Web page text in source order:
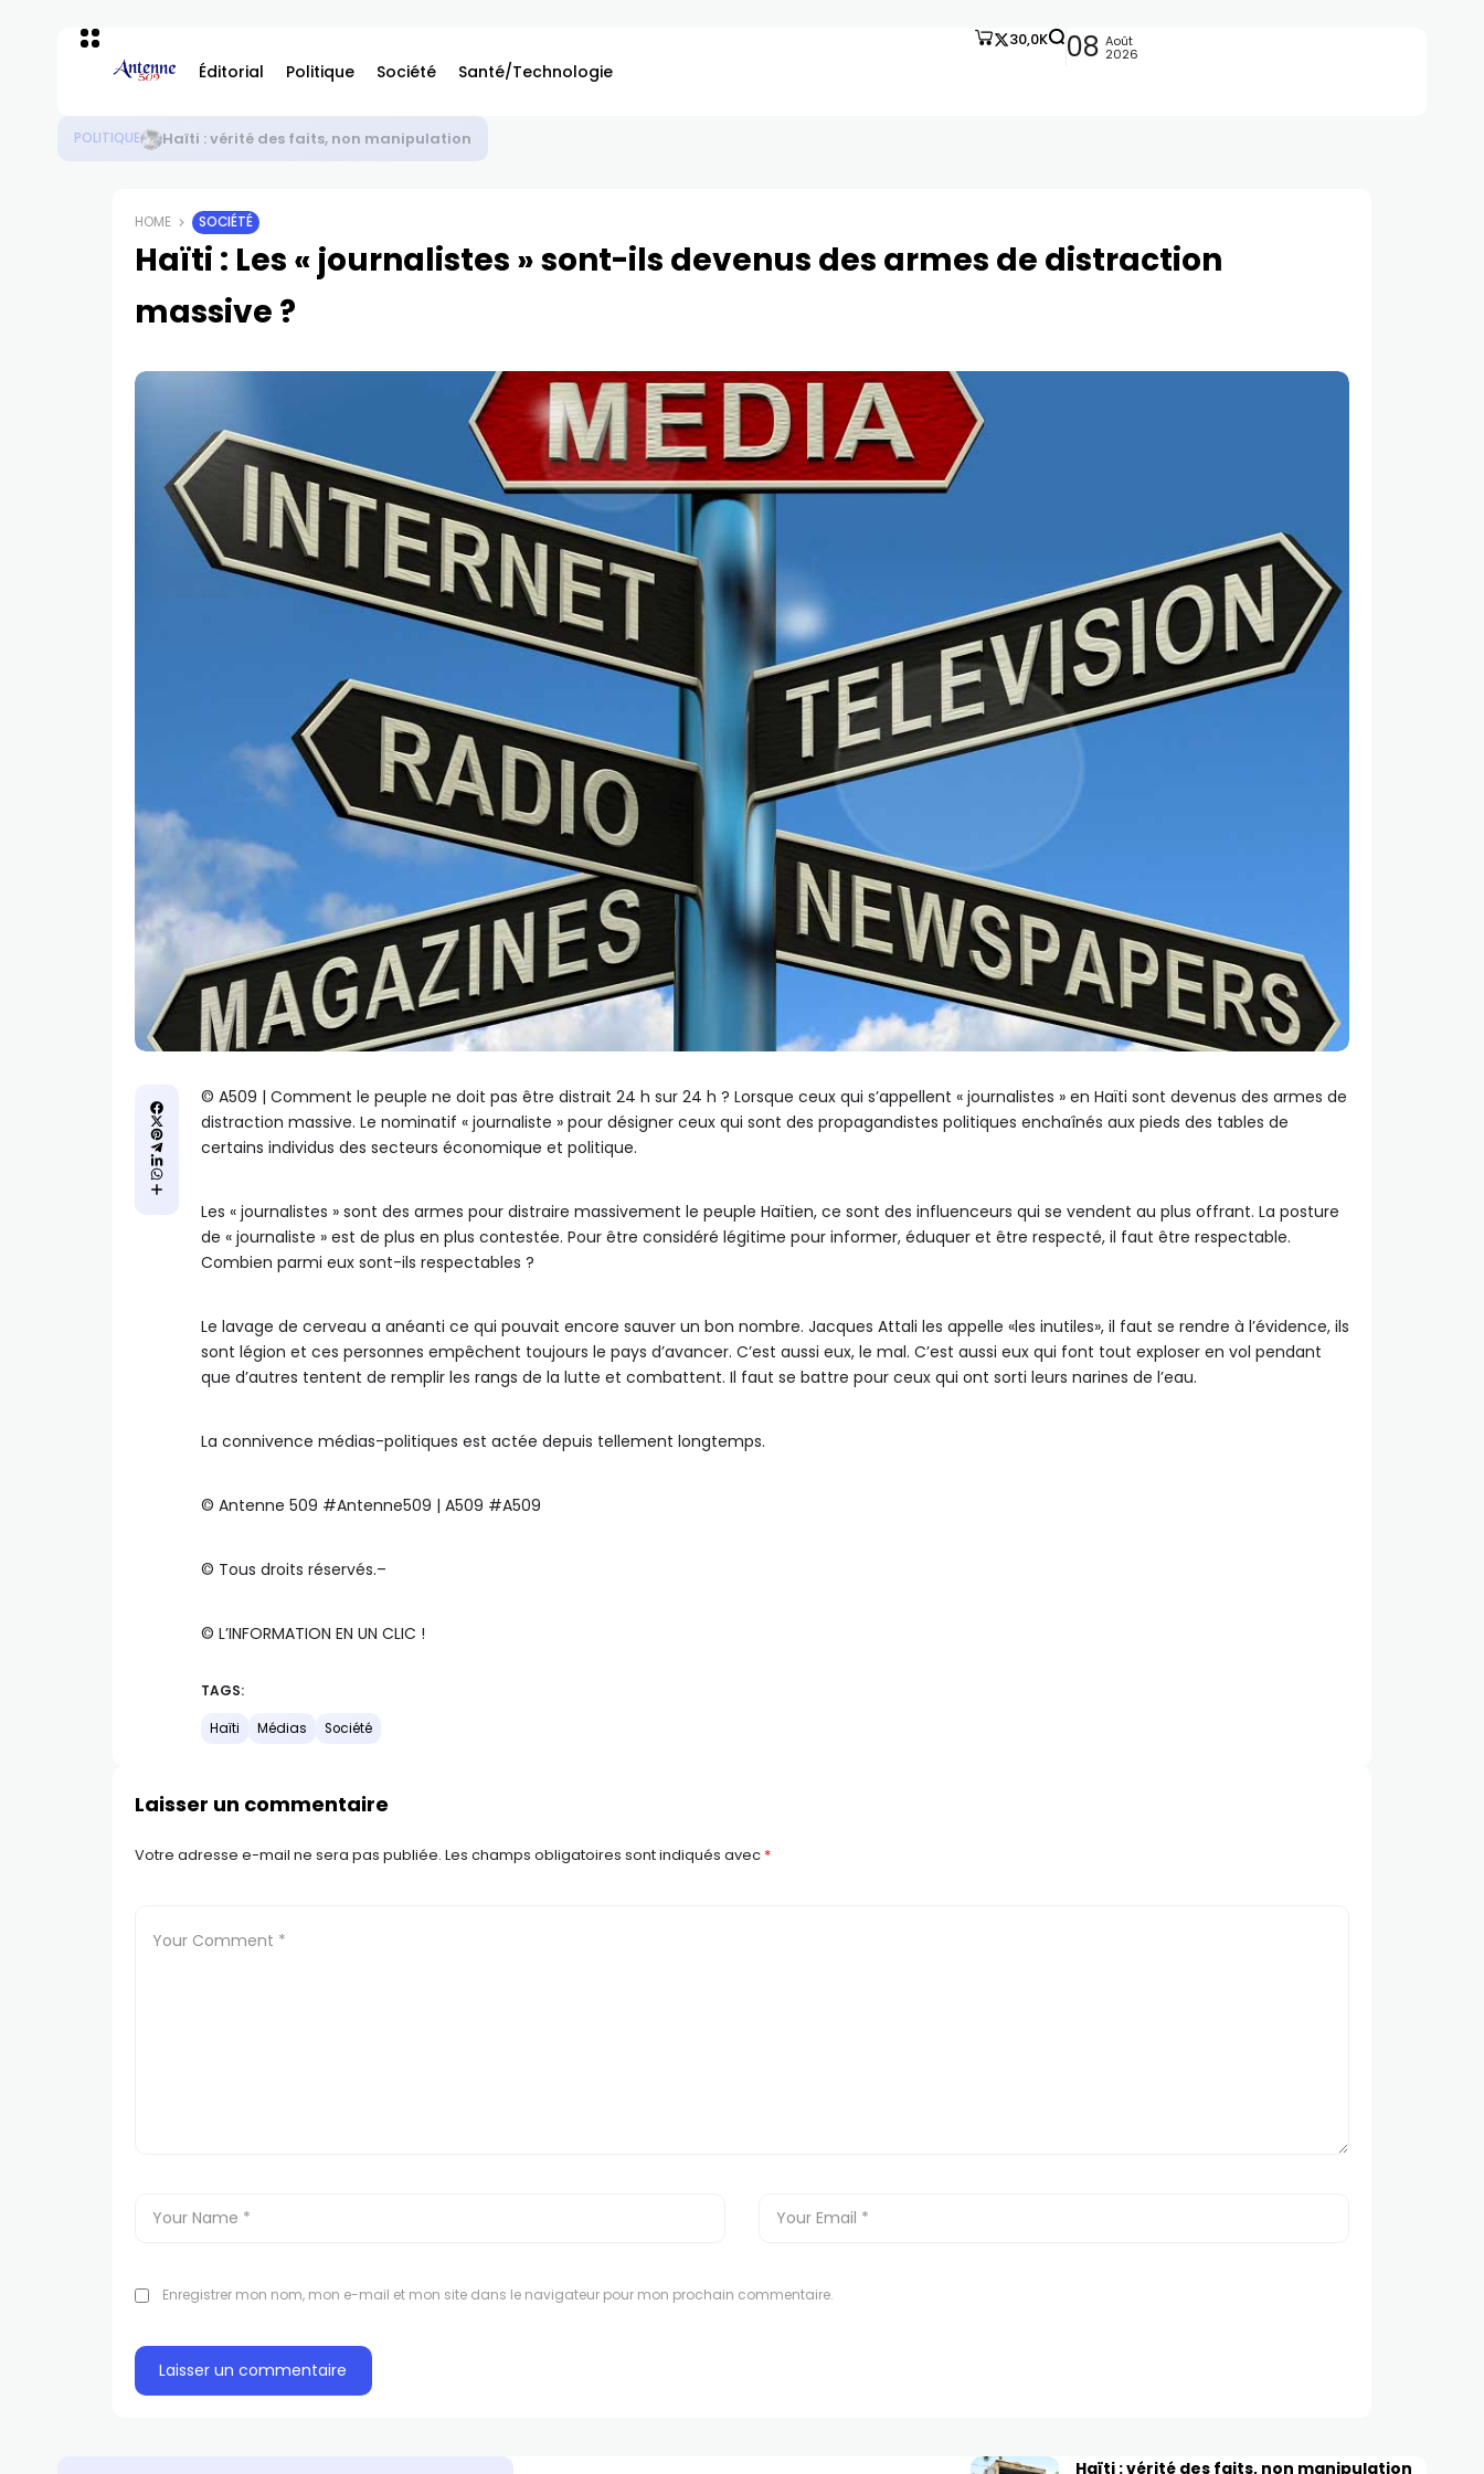
Éditorial Politique Société Santé/Technologie
30,0K 08 Août
2026
POLITIQUE Haïti : sécurité – élections ou élections – sécurité
HOME SOCIÉTÉ
Haïti : Les « journalistes » sont-ils devenus des armes de distraction
massive ?
©️ A509 | Comment le peuple ne doit pas être distrait 24 h sur 24 h ? Lorsque ceux qui s’appellent « journalistes » en Haïti sont devenus des armes de
distraction massive. Le nominatif « journaliste » pour désigner ceux qui sont des propagandistes politiques enchaînés aux pieds des tables de
certains individus des secteurs économique et politique.
Les « journalistes » sont des armes pour distraire massivement le peuple Haïtien, ce sont des influenceurs qui se vendent au plus offrant. La posture
de « journaliste » est de plus en plus contestée. Pour être considéré légitime pour informer, éduquer et être respecté, il faut être respectable.
Combien parmi eux sont-ils respectables ?
Le lavage de cerveau a anéanti ce qui pouvait encore sauver un bon nombre. Jacques Attali les appelle «les inutiles», il faut se rendre à l’évidence, ils
sont légion et ces personnes empêchent toujours le pays d’avancer. C’est aussi eux, le mal. C’est aussi eux qui font tout exploser en vol pendant
que d’autres tentent de remplir les rangs de la lutte et combattent. Il faut se battre pour ceux qui ont sorti leurs narines de l’eau.
La connivence médias-politiques est actée depuis tellement longtemps.
©️ Antenne 509 #Antenne509 | A509 #A509
©️ Tous droits réservés.–
©️ L’INFORMATION EN UN CLIC !
TAGS:
Haïti Médias Société
Laisser un commentaire
Votre adresse e-mail ne sera pas publiée. Les champs obligatoires sont indiqués avec *
Enregistrer mon nom, mon e-mail et mon site dans le navigateur pour mon prochain commentaire.
Haïti : vérité des faits, non manipulation